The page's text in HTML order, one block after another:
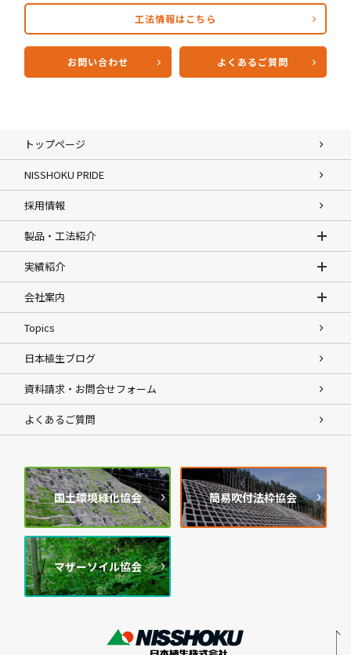
工法情報はこちら
お問い合わせ よくあるご質問
トップページ
NISSHOKU PRIDE
採用情報
製品・工法紹介
実績紹介
会社案内
Topics
日本植生ブログ
資料請求・お問合せフォーム
よくあるご質問
国土環境緑化協会 簡易吹付法枠協会
マザーソイル協会